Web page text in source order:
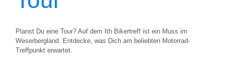
Planst Du eine Tour? Auf dem Ith Bikertreff ist ein Muss im
Weserbergland. Entdecke, was Dich am beliebten Motorrad-
Treffpunkt erwartet.